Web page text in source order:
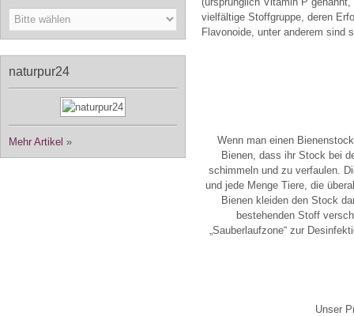
vielfältige Stoffgruppe, deren
Flavonoide, unter anderem sind
Wenn man einen
Bienen, dass ihr Stock bei
schimmeln und zu verfaulen.
und jede Menge Tiere, die
Bienen kleiden den Stock
bestehenden Stoff
„Sauberlaufzone“ zur
Unser
naturpur24
Mehr Artikel »